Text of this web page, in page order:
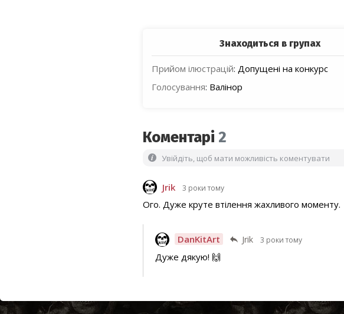
Знаходиться в групах
Прийом ілюстрацій: Допущені на конкурс
Голосування: Валінор
Коментарі2
Увійдіть, щоб мати можливість коментувати
Jrik 3 роки тому
Ого. Дуже круте втілення жахливого моменту.
DanKitArt Jrik 3 роки тому
Дуже дякую! 🙌